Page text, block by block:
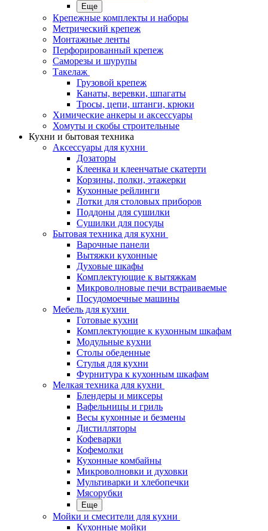
Еще
Крепежные комплекты и наборы
Метрический крепеж
Монтажные ленты
Перфорированный крепеж
Саморезы и шурупы
Такелаж
Грузовой крепеж
Канаты, веревки, шпагаты
Тросы, цепи, штанги, крюки
Химические анкеры и аксессуары
Хомуты и скобы строительные
Кухни и бытовая техника
Аксессуары для кухни
Дозаторы
Клеенка и клеенчатые скатерти
Корзины, полки, этажерки
Кухонные рейлинги
Лотки для столовых приборов
Поддоны для сушилки
Сушилки для посуды
Бытовая техника для кухни
Варочные панели
Вытяжки кухонные
Духовые шкафы
Комплектующие к вытяжкам
Микроволновые печи встраиваемые
Посудомоечные машины
Мебель для кухни
Готовые кухни
Комплектующие к кухонным шкафам
Модульные кухни
Столы обеденные
Стулья для кухни
Фурнитура к кухонным шкафам
Мелкая техника для кухни
Блендеры и миксеры
Вафельницы и гриль
Весы кухонные и безмены
Дистилляторы
Кофеварки
Кофемолки
Кухонные комбайны
Микроволновки и духовки
Мультиварки и хлебопечки
Мясорубки
Еще
Мойки и смесители для кухни
Кухонные мойки